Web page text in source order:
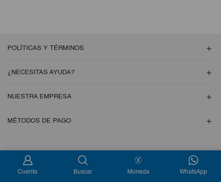
POLÍTICAS Y TÉRMINOS
¿NECESITAS AYUDA?
NUESTRA EMPRESA
MÉTODOS DE PAGO
Copyright © 2026 Esencial Pack. Todos los derechos reservados
Cuenta Buscar Moneda WhatsApp